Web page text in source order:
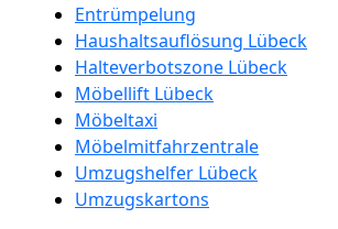
Entrümpelung
Haushaltsauflösung Lübeck
Halteverbotszone Lübeck
Möbellift Lübeck
Möbeltaxi
Möbelmitfahrzentrale
Umzugshelfer Lübeck
Umzugskartons